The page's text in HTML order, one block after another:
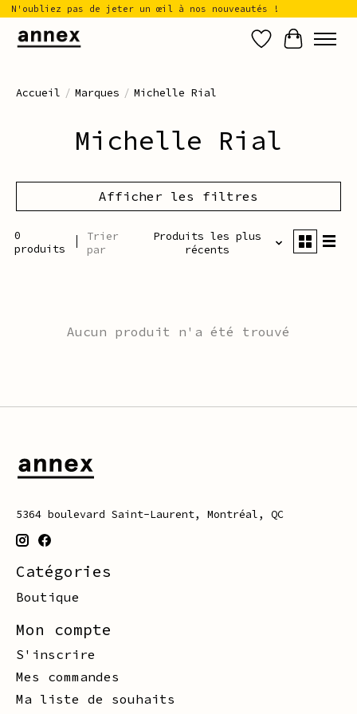
N'oubliez pas de jeter un œil à nos nouveautés !
Liste de
Panier
Accueil / Marques / Michelle Rial
Michelle Rial
Afficher les filtres
0
produits
Trier
par
Produits les plus
récents
Aucun produit n'a été trouvé
5364 boulevard Saint-Laurent, Montréal, QC
Catégories
Boutique
Mon compte
S'inscrire
Mes commandes
Ma liste de souhaits